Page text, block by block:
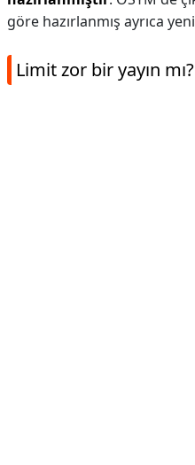
göre hazırlanmış ayrıca
Limit zor bir yayın mı?